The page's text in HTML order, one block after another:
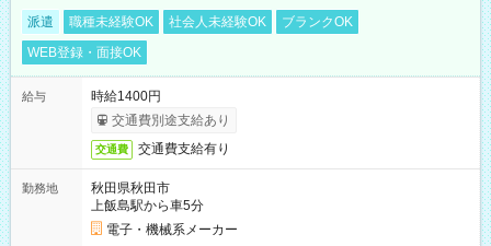
派遣 職種未経験OK 社会人未経験OK
ブランクOK
WEB登録・面接OK
給与
時給1400円
交通費別途支給あり
交通費 交通費支給有り
勤務地
秋田県秋田市
上飯島駅から車5分
電子・機械系メーカー